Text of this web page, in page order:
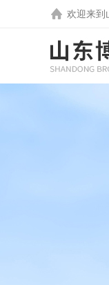
欢迎来到